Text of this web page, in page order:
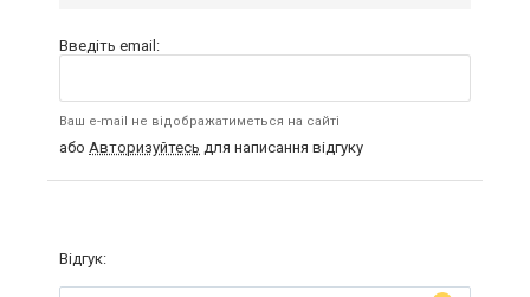
Введіть email:
Ваш e-mail не відображатиметься на сайті
або Авторизуйтесь для написання відгуку
Відгук: